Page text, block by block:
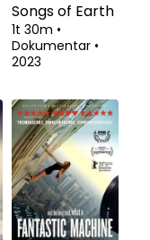
Songs of Earth
1t 30m •
Dokumentar •
2023